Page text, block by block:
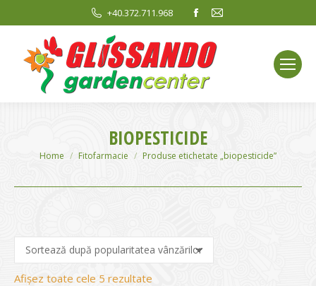
+40.372.711.968
Facebook
opens
in
new
window
Mail
window
BIOPESTICIDE
You are here:
Home Fitofarmacie Produse etichetate „biopesticide”
Afișez toate cele 5 rezultate